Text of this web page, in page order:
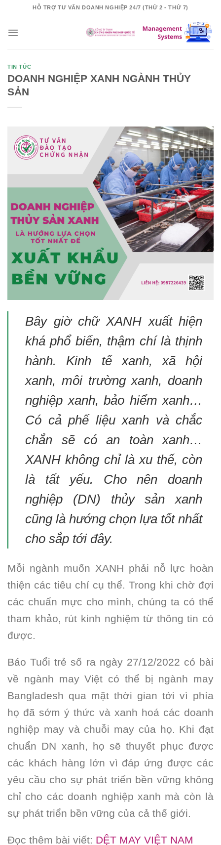
content
HỖ TRỢ TƯ VẤN DOANH NGHIỆP 24/7 (THỨ 2 - THỨ 7)
TIN TỨC
DOANH NGHIỆP XANH NGÀNH THỦY
SẢN
Bây giờ chữ XANH xuất hiện
khá phổ biến, thậm chí là thịnh
hành. Kinh tế xanh, xã hội
xanh, môi trường xanh, doanh
nghiệp xanh, bảo hiểm xanh…
Có cả phế liệu xanh và chắc
chắn sẽ có an toàn xanh…
XANH không chỉ là xu thế, còn
là tất yếu. Cho nên doanh
nghiệp (DN) thủy sản xanh
cũng là hướng chọn lựa tốt nhất
cho sắp tới đây.
Mỗi ngành muốn XANH phải nỗ lực hoàn
thiện các tiêu chí cụ thể. Trong khi chờ đợi
các chuẩn mực cho mình, chúng ta có thể
tham khảo, rút kinh nghiệm từ thông tin có
được.
Báo Tuổi trẻ số ra ngày 27/12/2022 có bài
về ngành may Việt có thể bị ngành may
Bangladesh qua mặt thời gian tới vì phía
họ đã sớm ý thức và xanh hoá các doanh
nghiệp may và chuỗi may của họ. Khi đạt
chuẩn DN xanh, họ sẽ thuyết phục được
các khách hàng lớn vì đáp ứng được các
yêu cầu cho sự phát triển bền vững không
chỉ cho các doanh nghiệp xanh mà còn là
sự phát triển bền vững của cả thế giới.
Đọc thêm bài viết: DỆT MAY VIỆT NAM